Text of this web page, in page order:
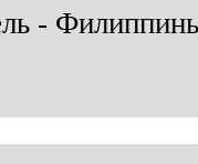
-